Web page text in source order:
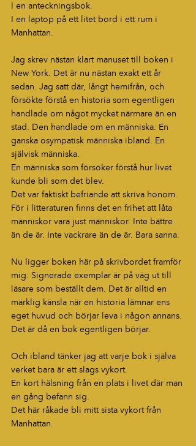
I en anteckningsbok.
I en laptop på ett litet bord i ett rum i
Manhattan.
Jag skrev nästan klart manuset till boken i
New York. Det är nu nästan exakt ett år
sedan. Jag satt där, långt hemifrån, och
försökte förstå en historia som egentligen
handlade om något mycket närmare än en
stad. Den handlade om en människa. En
ganska osympatisk människa ibland. En
självisk människa.
En människa som försöker förstå hur livet
kunde bli som det blev.
Det var faktiskt befriande att skriva honom.
För i litteraturen finns det en frihet att låta
människor vara just människor. Inte bättre
än de är. Inte vackrare än de är. Bara sanna.
Nu ligger boken här på skrivbordet framför
mig. Signerade exemplar är på väg ut till
läsare som beställt dem. Det är alltid en
märklig känsla när en historia lämnar ens
eget huvud och börjar leva i någon annans.
Det är då en bok egentligen börjar.
Och ibland tänker jag att varje bok i själva
verket bara är ett slags vykort.
En kort hälsning från en plats i livet där man
en gång befann sig.
Det här råkade bli mitt sista vykort från
Manhattan.